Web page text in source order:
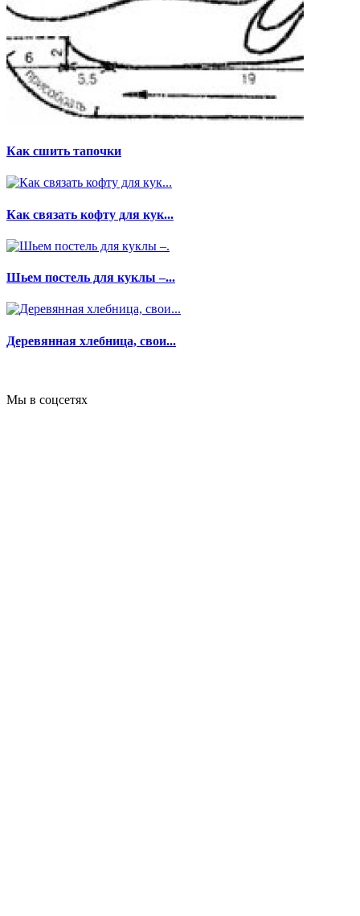
Как сшить тапочки
Как связать кофту для кук...
Шьем постель для куклы –...
Деревянная хлебница, свои...
Мы в соцсетях